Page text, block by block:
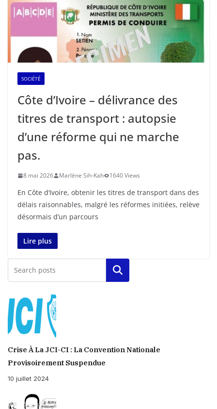
SOCIÉTÉ
Côte d’Ivoire – délivrance des
titres de transport : autopsie
d’une réforme qui ne marche
pas.
8 mai 2026 Marlène Sih-Kah 1640 Views
En Côte d’Ivoire, obtenir les titres de transport dans des
délais raisonnables, malgré les réformes initiées, relève
désormais d’un parcours
Lire plus
Rechercher
Crise À La JCI-CI : La Convention Nationale
Provisoirement Suspendue
10 juillet 2024